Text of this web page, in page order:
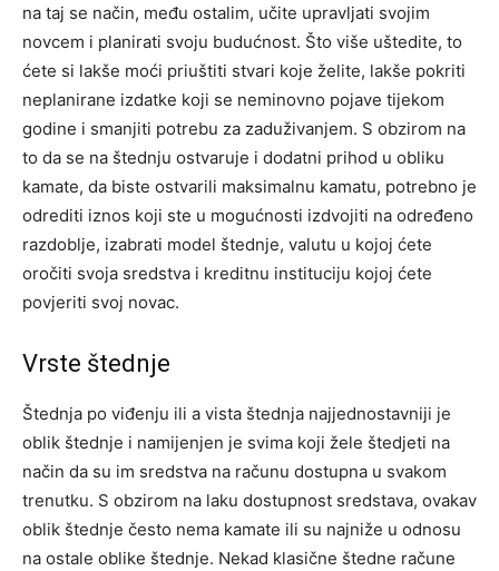
na taj se način, među ostalim, učite upravljati svojim
novcem i planirati svoju budućnost. Što više uštedite, to
ćete si lakše moći priuštiti stvari koje želite, lakše pokriti
neplanirane izdatke koji se neminovno pojave tijekom
godine i smanjiti potrebu za zaduživanjem. S obzirom na
to da se na štednju ostvaruje i dodatni prihod u obliku
kamate, da biste ostvarili maksimalnu kamatu, potrebno je
odrediti iznos koji ste u mogućnosti izdvojiti na određeno
razdoblje, izabrati model štednje, valutu u kojoj ćete
oročiti svoja sredstva i kreditnu instituciju kojoj ćete
povjeriti svoj novac.
Vrste štednje
Štednja po viđenju ili a vista štednja najjednostavniji je
oblik štednje i namijenjen je svima koji žele štedjeti na
način da su im sredstva na računu dostupna u svakom
trenutku. S obzirom na laku dostupnost sredstava, ovakav
oblik štednje često nema kamate ili su najniže u odnosu
na ostale oblike štednje. Nekad klasične štedne račune